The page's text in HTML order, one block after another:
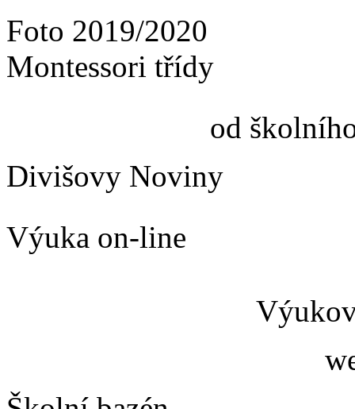
Foto 2019/2020
Montessori třídy
od
Divišovy Noviny
Výuka on-line